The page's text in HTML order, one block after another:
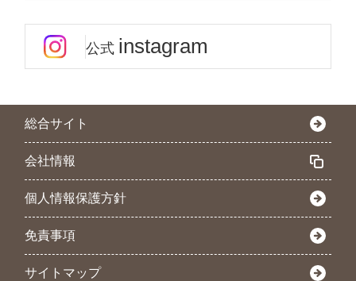
公式 instagram
総合サイト
会社情報
個人情報保護方針
免責事項
サイトマップ